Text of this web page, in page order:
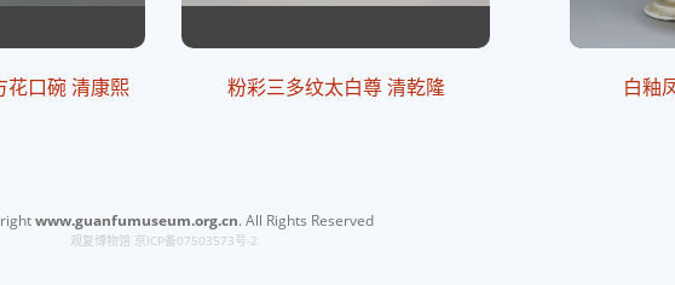
花口碗 清康熙 粉彩三多纹太白尊 清乾隆 白釉
www.guanfumuseum.org.cn. All Rights Reserved
观复博物馆 京ICP备07503573号-2